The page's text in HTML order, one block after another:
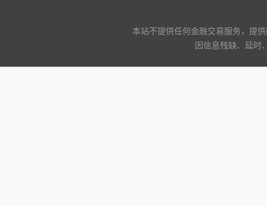
本站不提供任何金融交易服务，提
因信息残缺、延时